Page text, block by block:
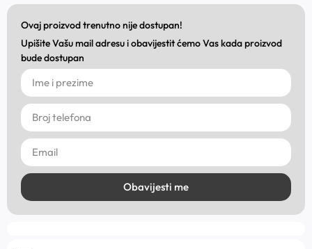
Ovaj proizvod trenutno nije dostupan!
Upišite Vašu mail adresu i obavijestit ćemo Vas kada proizvod
bude dostupan
Obavijesti me